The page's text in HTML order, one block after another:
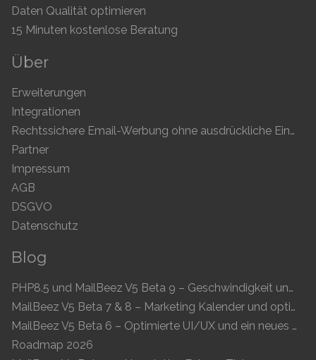
Daten Qualität optimieren
15 Minuten kostenlose Beratung
Über
Erweiterungen
Integrationen
Rechtssichere Email-Werbung ohne ausdrückliche Einwilligung
Partner
Impressum
AGB
DSGVO
Datenschutz
Blog
PHP8.5 und MailBeez V5 Beta 9 – Geschwindigkeit und Kompatibilität
MailBeez V5 Beta 7 & 8 – Marketing Kalender und optimierte UI
MailBeez V5 Beta 6 – Optimierte UI/UX und ein neues Newsletter-Konzept
Roadmap 2026